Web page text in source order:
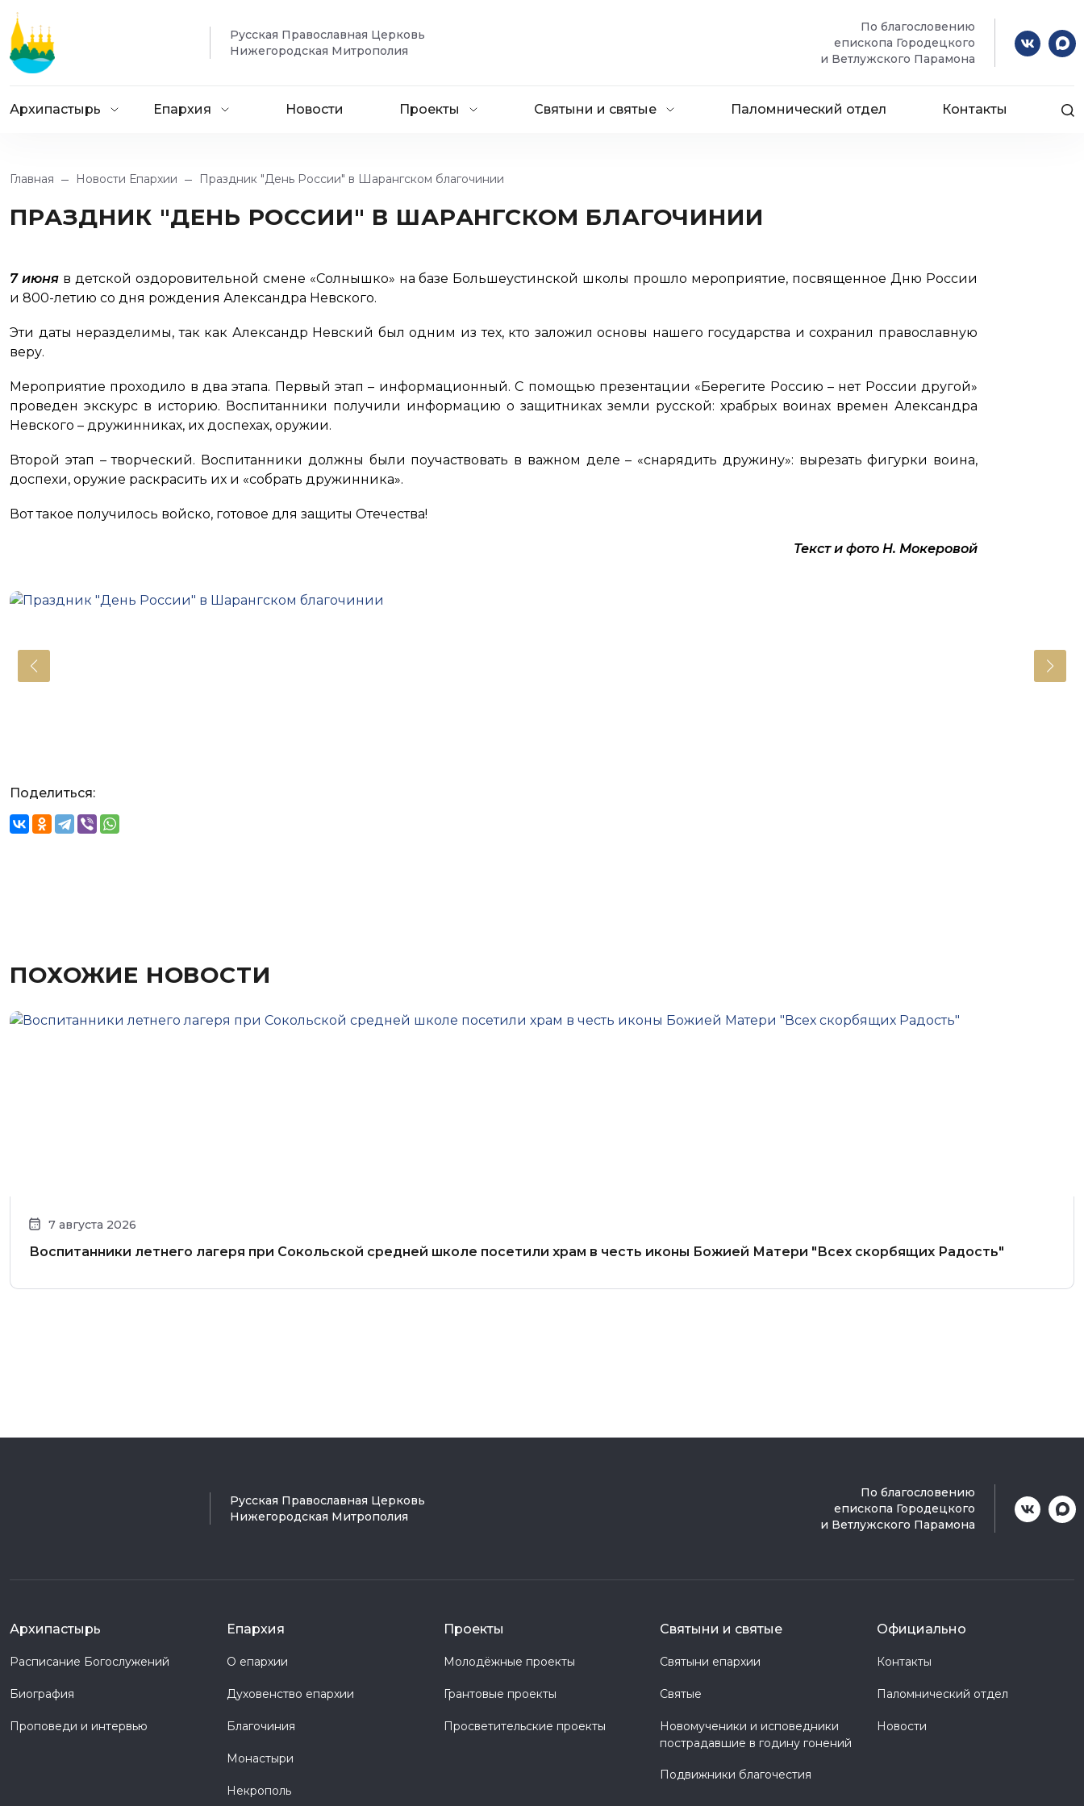
Русская Православная Церковь
Нижегородская Митрополия
По благословению
епископа Городецкого
и Ветлужского Парамона
Архипастырь Епархия Новости Проекты Святыни и святые Паломнический отдел Контакты
Главная Новости Епархии Праздник "День России" в Шарангском благочинии
ПРАЗДНИК "ДЕНЬ РОССИИ" В ШАРАНГСКОМ БЛАГОЧИНИИ
7 июняв детской оздоровительной смене «Солнышко» на базе Большеустинской школы прошло мероприятие, посвященное Дню России
и 800-летию со дня рождения Александра Невского.
Эти даты неразделимы, так как Александр Невский был одним из тех, кто заложил основы нашего государства и сохранил православную
веру.
Мероприятие проходило в два этапа. Первый этап – информационный. С помощью презентации «Берегите Россию – нет России другой»
проведен экскурс в историю. Воспитанники получили информацию о защитниках земли русской: храбрых воинах времен Александра
Невского – дружинниках, их доспехах, оружии.
Второй этап – творческий. Воспитанники должны были поучаствовать в важном деле – «снарядить дружину»: вырезать фигурки воина,
доспехи, оружие раскрасить их и «собрать дружинника».
Вот такое получилось войско, готовое для защиты Отечества!
Текст и фото Н. Мокеровой
Поделиться:
ПОХОЖИЕ НОВОСТИ
7 августа 2026
Воспитанники летнего лагеря при Сокольской средней школе посетили храм в честь иконы Божией Матери "Всех скорбящих Радость"
Русская Православная Церковь
Нижегородская Митрополия
По благословению
епископа Городецкого
и Ветлужского Парамона
Архипастырь
Расписание Богослужений
Биография
Проповеди и интервью
Епархия
О епархии
Духовенство епархии
Благочиния
Монастыри
Некрополь
Проекты
Молодёжные проекты
Грантовые проекты
Просветительские проекты
Святыни и святые
Святыни епархии
Святые
Новомученики и исповедники
пострадавшие в годину гонений
Подвижники благочестия
Официально
Контакты
Паломнический отдел
Новости